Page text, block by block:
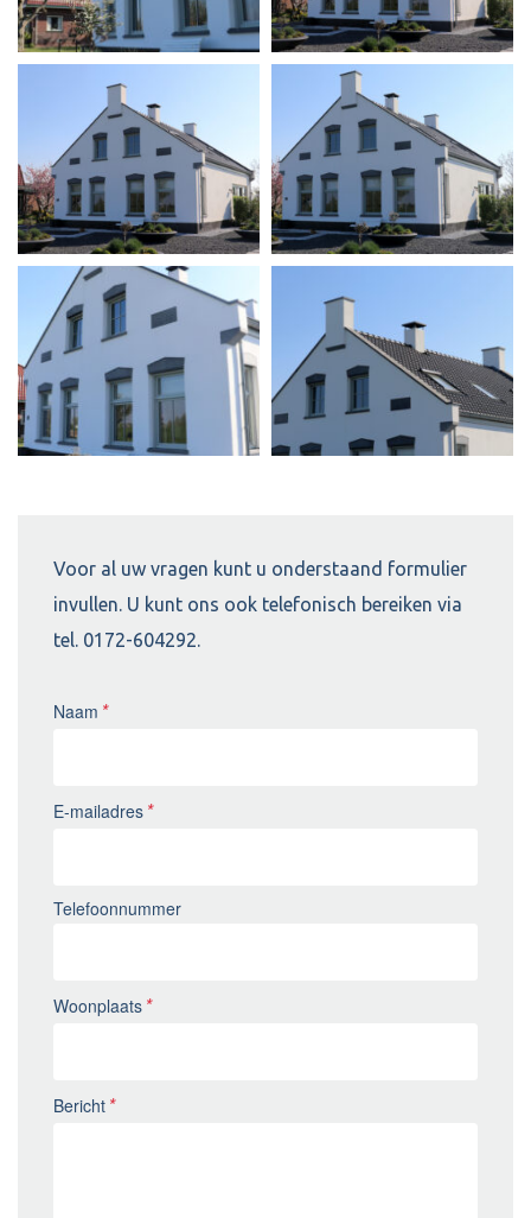
Voor al uw vragen kunt u onderstaand formulier
invullen. U kunt ons ook telefonisch bereiken via
tel. 0172-604292.
Naam
E-mailadres
Telefoonnummer
Woonplaats
Bericht